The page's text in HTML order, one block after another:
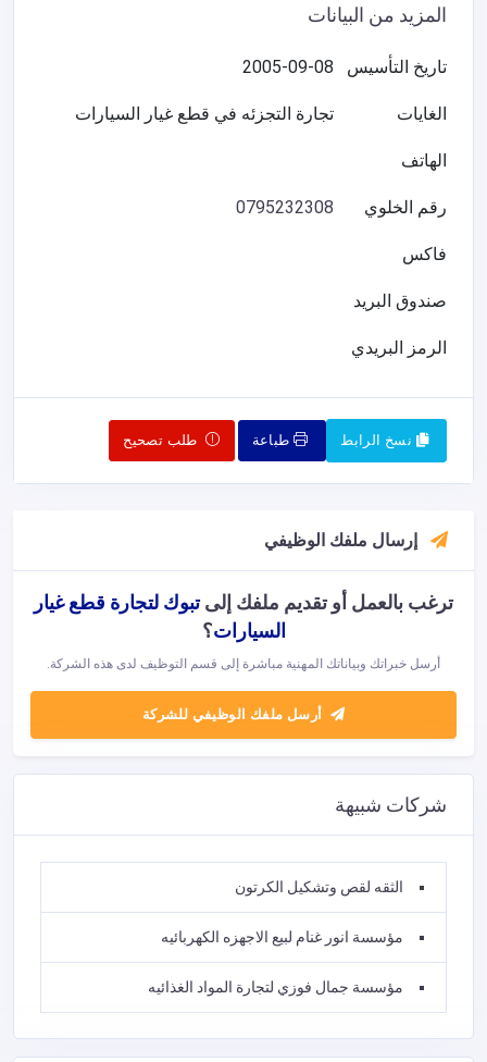
المزيد من البيانات
تاريخ التأسيس 2005-09-08
الغايات تجارة التجزئه في قطع غيار السيارات
الهاتف
رقم الخلوي 0795232308
فاكس
صندوق البريد
الرمز البريدي
نسخ الرابط طباعة طلب تصحيح
إرسال ملفك الوظيفي
ترغب بالعمل أو تقديم ملفك إلىتبوك لتجارة قطع غيار
السيارات؟
أرسل خبراتك وبياناتك المهنية مباشرة إلى قسم التوظيف لدى هذه الشركة.
أرسل ملفك الوظيفي للشركة
شركات شبيهة
الثقه لقص وتشكيل الكرتون
مؤسسة انور غنام لبيع الاجهزه الكهربائيه
مؤسسة جمال فوزي لتجارة المواد الغذائيه